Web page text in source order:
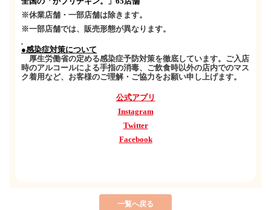
※休業店舗・一部店舗は除きます。
※一部店舗では、販売形態が異なります。
●感染症対策について
厚生労働省の定める感染症予防対策を徹底しています。ご入店
時のアルコールによる手指の消毒、ご飲食時以外の店内でのマス
ク着用など、お客様のご理解・ご協力をお願い申し上げます。
公式アプリ
Instagram
Twitter
Facebook
一覧へ戻る